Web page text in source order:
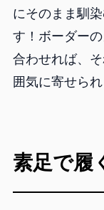
にそのまま馴
す！ボーダー
合わせれば、
囲気に寄せられ
素足で履